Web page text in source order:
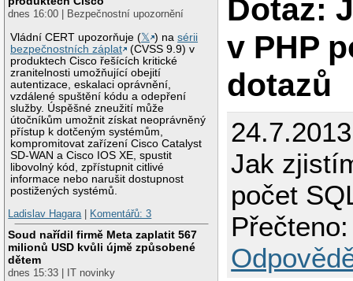
dnes 16:00 | Bezpečnostní upozornění
Vládní CERT upozorňuje (𝕏 ) nasérii
bezpečnostních záplat
(CVSS 9.9) v
produktech Cisco řešících kritické
zranitelnosti umožňující obejití
autentizace, eskalaci oprávnění,
vzdálené spuštění kódu a odepření
služby. Úspěšné zneužití může
útočníkům umožnit získat neoprávněný
přístup k dotčeným systémům,
kompromitovat zařízení Cisco Catalyst
SD-WAN a Cisco IOS XE, spustit
libovolný kód, zpřístupnit citlivé
informace nebo narušit dostupnost
postižených systémů.
Ladislav Hagara| Komentářů: 3
Soud nařídil firmě Meta zaplatit 567
milionů USD kvůli újmě způsobené
dětem
dnes 15:33 | IT novinky
Dotaz:
v PHP
dotazů
Jak
počet